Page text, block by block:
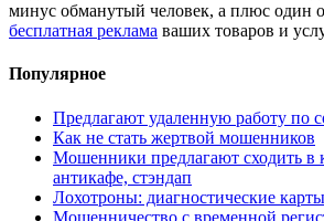
минус обманутый человек, а плюс один
бесплатная реклама ваших товаров и
Популярное
Предлагают удаленную работу по
Как не стать жертвой мошенников
Мошенники предлагают сходить в
антикафе, стэндап
Лохотроны: диагностические
Мошенничество с временной